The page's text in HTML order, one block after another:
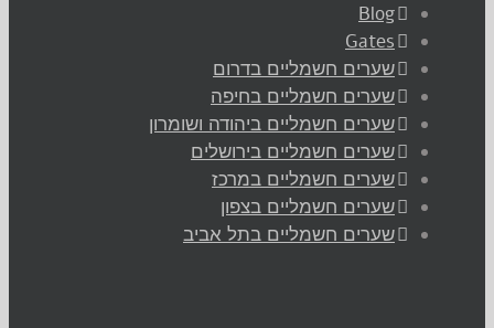
Blog
Gates
שערים חשמליים בדרום
שערים חשמליים בחיפה
שערים חשמליים ביהודה ושומרון
שערים חשמליים בירושלים
שערים חשמליים במרכז
שערים חשמליים בצפון
שערים חשמליים בתל אביב